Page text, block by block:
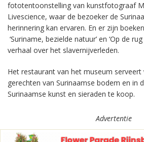
fototentoonstelling van kunstfotograaf
Livescience, waar de bezoeker de
herinnering kan ervaren. En er zijn
‘Suriname, bezielde natuur’ en ‘Op de
verhaal over het slavernijverleden.
Het restaurant van het museum serveert
gerechten van Surinaamse bodem en in
Surinaamse kunst en sieraden te koop.
Advertentie